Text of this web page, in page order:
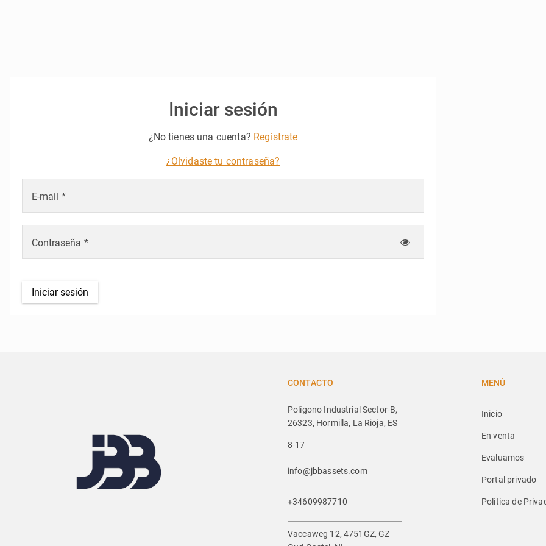
Iniciar sesión
¿No tienes una cuenta? Regístrate
¿Olvidaste tu contraseña?
E-mail
Contraseña
Iniciar sesión
CONTACTO
Polígono Industrial Sector-B,
26323, Hormilla, La Rioja, ES
8-17
info@jbbassets.com
+34609987710
Vaccaweg 12, 4751GZ, GZ
MENÚ
Inicio
En venta
Evaluamos
Portal privado
Política de